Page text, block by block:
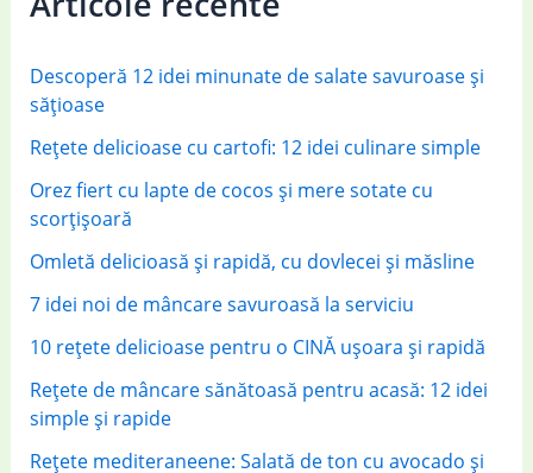
h
o
r
Descoperă 12 idei minunate de salate savuroase și
sățioase
Rețete delicioase cu cartofi: 12 idei culinare simple
Orez fiert cu lapte de cocos și mere sotate cu
scorțișoară
Omletă delicioasă și rapidă, cu dovlecei și măsline
7 idei noi de mâncare savuroasă la serviciu
10 rețete delicioase pentru o CINĂ ușoara și rapidă
Rețete de mâncare sănătoasă pentru acasă: 12 idei
simple și rapide
Rețete mediteraneene: Salată de ton cu avocado și